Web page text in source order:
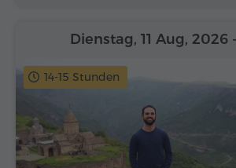
14-15 Stunden
Dienstag, 11 Aug, 2026